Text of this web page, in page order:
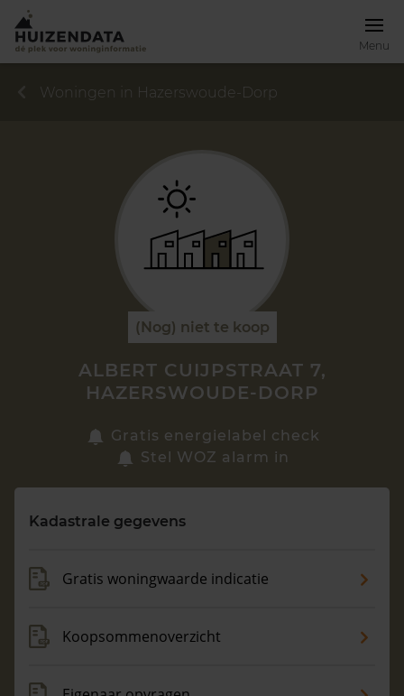
Menu
Vragen? Neem contact met ons op
088 220 4200
Woningen in Hazerswoude-Dorp
(Nog) niet te koop
ALBERT CUIJPSTRAAT 7,
HAZERSWOUDE-DORP
Gratis energielabel check
Stel WOZ alarm in
Kadastrale gegevens
Gratis woningwaarde indicatie
Koopsommenoverzicht